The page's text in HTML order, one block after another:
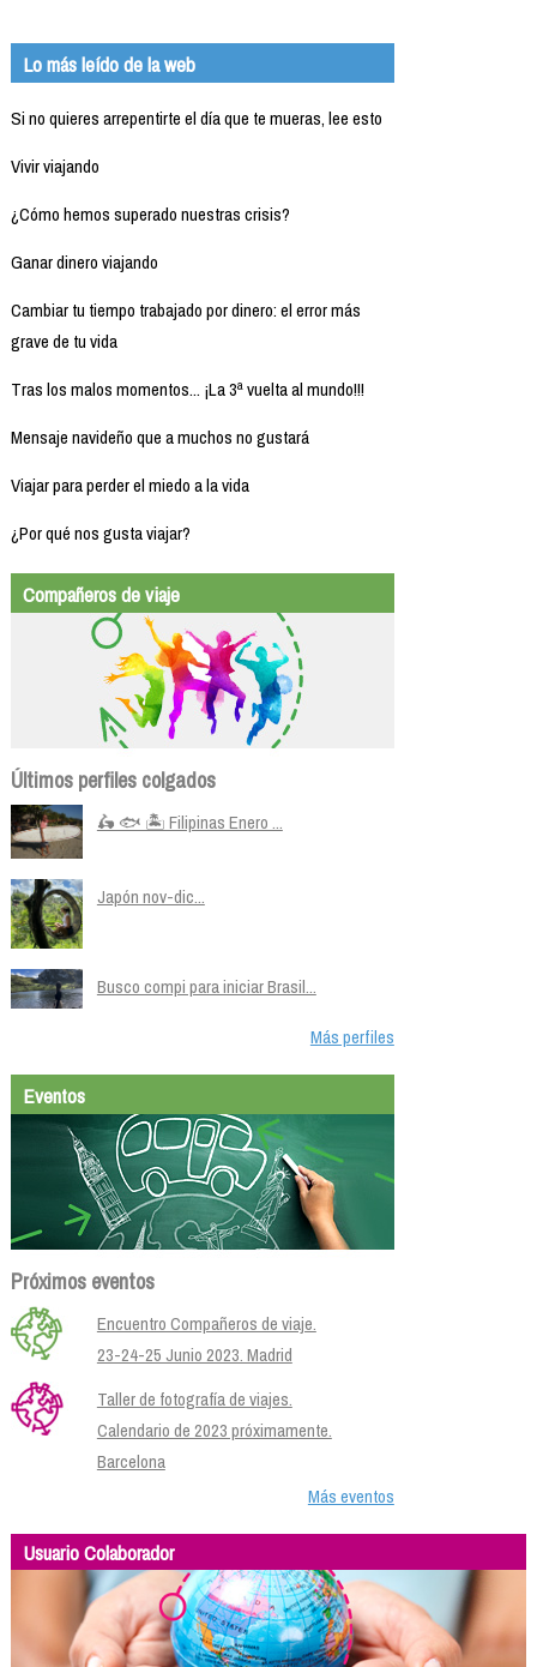
Lo más leído de la web
Si no quieres arrepentirte el día que te mueras, lee esto
Vivir viajando
¿Cómo hemos superado nuestras crisis?
Ganar dinero viajando
Cambiar tu tiempo trabajado por dinero: el error más
grave de tu vida
Tras los malos momentos... ¡La 3ª vuelta al mundo!!!
Mensaje navideño que a muchos no gustará
Viajar para perder el miedo a la vida
¿Por qué nos gusta viajar?
Compañeros de viaje
Últimos perfiles colgados
🛵 🐟 🏝️ Filipinas Enero ...
Japón nov-dic...
Busco compi para iniciar Brasil...
Más perfiles
Eventos
Próximos eventos
Encuentro Compañeros de viaje.
23-24-25 Junio 2023. Madrid
Taller de fotografía de viajes.
Calendario de 2023 próximamente.
Barcelona
Más eventos
Usuario Colaborador